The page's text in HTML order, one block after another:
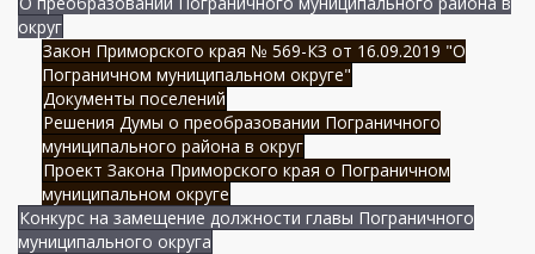
округ
Закон Приморского края № 569-КЗ от 16.09.2019 "О
Пограничном муниципальном округе"
Документы поселений
Решения Думы о преобразовании Пограничного
муниципального района в округ
Проект Закона Приморского края о Пограничном
муниципальном округе
Конкурс на замещение должности главы Пограничного
муниципального округа